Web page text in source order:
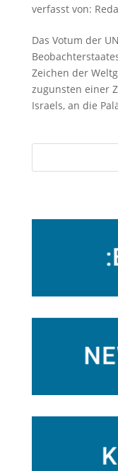
verfasst von:
Das Votum der
Zeichen der
zugunsten einer
Israels, an die